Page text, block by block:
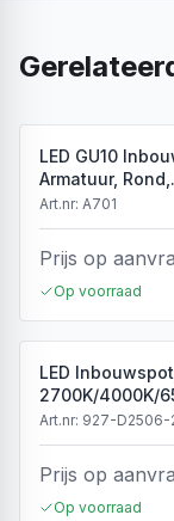
LED GU10
Armatuur, Rond,
Kantelbaar,
Art.nr: A701
Prijs op
Op voorraad
LED Inbouwspot,
2700K/4000K/
Dimbaar, Wit,
Art.nr: 927-D2506-
Prijs op
Op voorraad